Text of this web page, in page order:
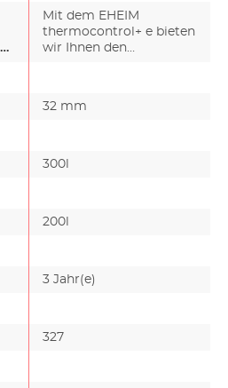
Mit dem EHEIM
thermocontrol+ e bieten
wir Ihnen den
32 mm
300l
200l
3 Jahr(e)
327